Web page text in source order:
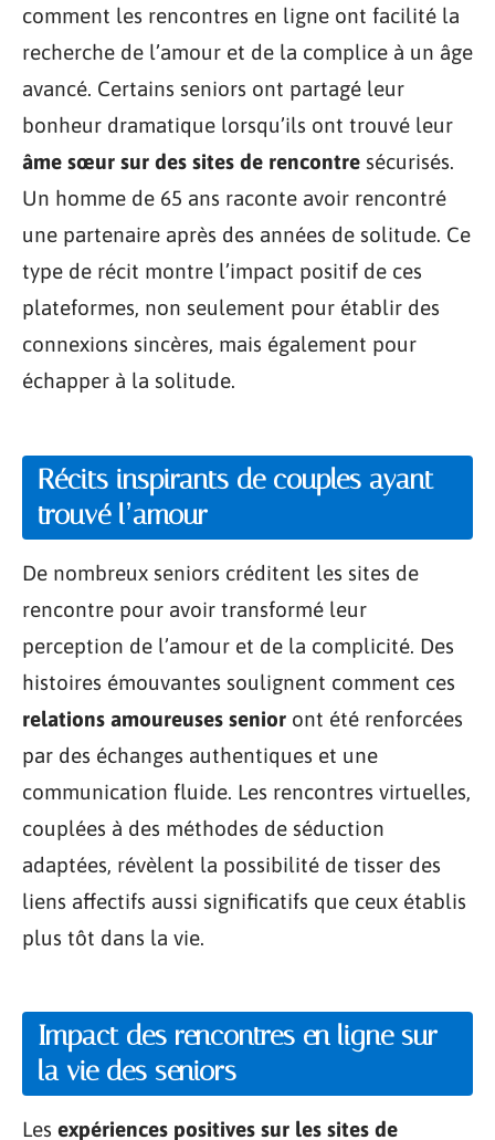
comment les rencontres en ligne ont facilité la
recherche de l’amour et de la complice à un âge
avancé. Certains seniors ont partagé leur
bonheur dramatique lorsqu’ils ont trouvé leur
âme sœur sur des sites de rencontre sécurisés.
Un homme de 65 ans raconte avoir rencontré
une partenaire après des années de solitude. Ce
type de récit montre l’impact positif de ces
plateformes, non seulement pour établir des
connexions sincères, mais également pour
échapper à la solitude.
Récits inspirants de couples ayant
trouvé l’amour
De nombreux seniors créditent les sites de
rencontre pour avoir transformé leur
perception de l’amour et de la complicité. Des
histoires émouvantes soulignent comment ces
relations amoureuses senior ont été renforcées
par des échanges authentiques et une
communication fluide. Les rencontres virtuelles,
couplées à des méthodes de séduction
adaptées, révèlent la possibilité de tisser des
liens affectifs aussi significatifs que ceux établis
plus tôt dans la vie.
Impact des rencontres en ligne sur
la vie des seniors
Les expériences positives sur les sites de